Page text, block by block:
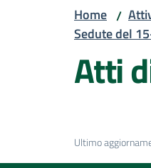
Home /
Sedute del
Atti
Ultimo